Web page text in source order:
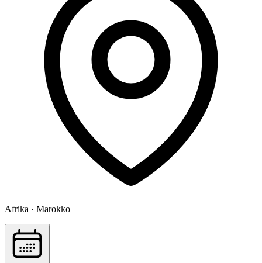
Afrika · Marokko